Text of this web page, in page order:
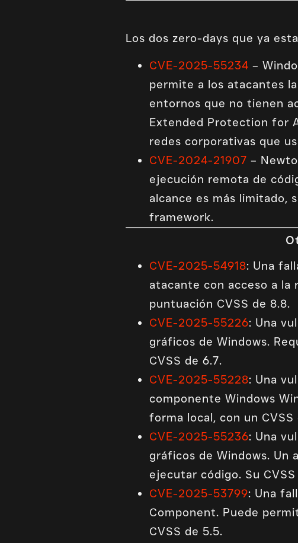
Los dos zero-days que ya
CVE-2025-55234 –
permite a los atacantes
entornos que no tienen
Extended Protection for
redes corporativas que
CVE-2024-21907 –
ejecución remota de
alcance es más limitado,
framework.
CVE-2025-54918: Una
atacante con acceso a la
puntuación CVSS de 8.8.
CVE-2025-55226: Una
gráficos de Windows.
CVSS de 6.7.
CVE-2025-55228: Una
componente Windows
forma local, con un CVSS
CVE-2025-55236: Una
gráficos de Windows. Un
ejecutar código. Su CVSS
CVE-2025-53799: Una
Component. Puede
CVSS de 5.5.